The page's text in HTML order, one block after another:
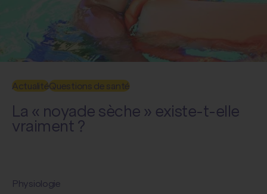
La « noyade sèche » existe-t-elle
vraiment ?
ActualitéQuestions de santé
Physiologie